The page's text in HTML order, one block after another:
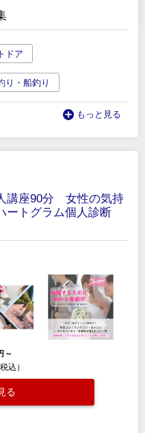
ドア
り・船釣り
もっと見る
講座90分 女性の気持
ートグラム個人診断
～
込）
る